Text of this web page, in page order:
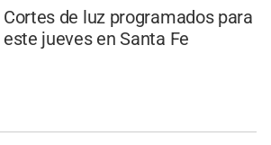
Cortes de luz programados para
este jueves en Santa Fe